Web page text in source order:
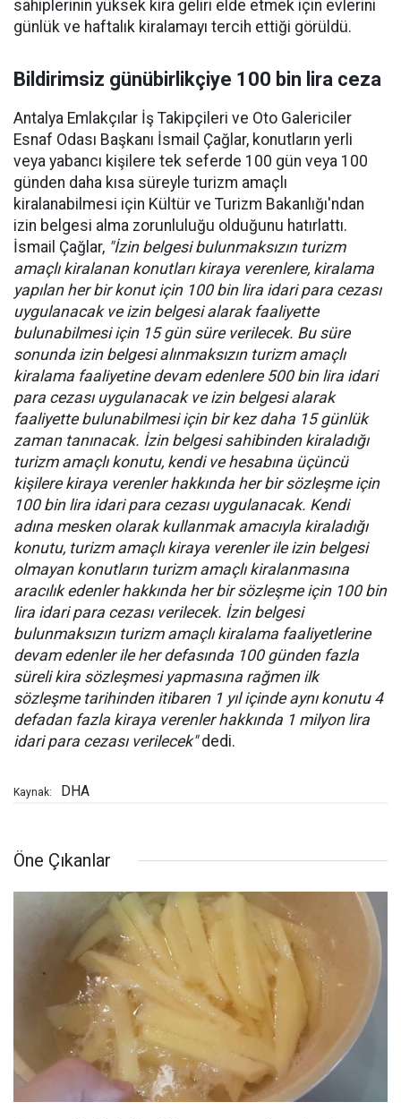
sahiplerinin yüksek kira geliri elde etmek için evlerini
günlük ve haftalık kiralamayı tercih ettiği görüldü.
Bildirimsiz günübirlikçiye 100 bin lira ceza
Antalya Emlakçılar İş Takipçileri ve Oto Galericiler
Esnaf Odası Başkanı İsmail Çağlar, konutların yerli
veya yabancı kişilere tek seferde 100 gün veya 100
günden daha kısa süreyle turizm amaçlı
kiralanabilmesi için Kültür ve Turizm Bakanlığı'ndan
izin belgesi alma zorunluluğu olduğunu hatırlattı.
İsmail Çağlar, "İzin belgesi bulunmaksızın turizm
amaçlı kiralanan konutları kiraya verenlere, kiralama
yapılan her bir konut için 100 bin lira idari para cezası
uygulanacak ve izin belgesi alarak faaliyette
bulunabilmesi için 15 gün süre verilecek. Bu süre
sonunda izin belgesi alınmaksızın turizm amaçlı
kiralama faaliyetine devam edenlere 500 bin lira idari
para cezası uygulanacak ve izin belgesi alarak
faaliyette bulunabilmesi için bir kez daha 15 günlük
zaman tanınacak. İzin belgesi sahibinden kiraladığı
turizm amaçlı konutu, kendi ve hesabına üçüncü
kişilere kiraya verenler hakkında her bir sözleşme için
100 bin lira idari para cezası uygulanacak. Kendi
adına mesken olarak kullanmak amacıyla kiraladığı
konutu, turizm amaçlı kiraya verenler ile izin belgesi
olmayan konutların turizm amaçlı kiralanmasına
aracılık edenler hakkında her bir sözleşme için 100 bin
lira idari para cezası verilecek. İzin belgesi
bulunmaksızın turizm amaçlı kiralama faaliyetlerine
devam edenler ile her defasında 100 günden fazla
süreli kira sözleşmesi yapmasına rağmen ilk
sözleşme tarihinden itibaren 1 yıl içinde aynı konutu 4
defadan fazla kiraya verenler hakkında 1 milyon lira
idari para cezası verilecek"dedi.
Kaynak: DHA
Öne Çıkanlar